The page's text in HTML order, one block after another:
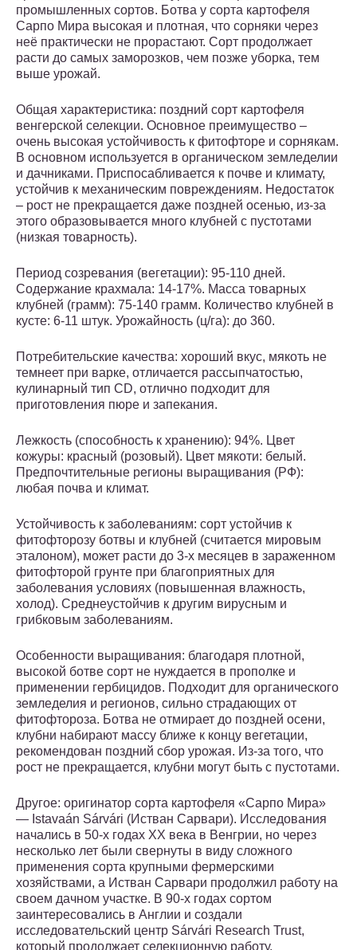
промышленных сортов. Ботва у сорта картофеля
Сарпо Мира высокая и плотная, что сорняки через
неё практически не прорастают. Сорт продолжает
расти до самых заморозков, чем позже уборка, тем
выше урожай.
Общая характеристика: поздний сорт картофеля
венгерской селекции. Основное преимущество –
очень высокая устойчивость к фитофторе и сорнякам.
В основном используется в органическом земледелии
и дачниками. Приспосабливается к почве и климату,
устойчив к механическим повреждениям. Недостаток
– рост не прекращается даже поздней осенью, из-за
этого образовывается много клубней с пустотами
(низкая товарность).
Период созревания (вегетации): 95-110 дней.
Содержание крахмала: 14-17%. Масса товарных
клубней (грамм): 75-140 грамм. Количество клубней в
кусте: 6-11 штук. Урожайность (ц/га): до 360.
Потребительские качества: хороший вкус, мякоть не
темнеет при варке, отличается рассыпчатостью,
кулинарный тип CD, отлично подходит для
приготовления пюре и запекания.
Лежкость (способность к хранению): 94%. Цвет
кожуры: красный (розовый). Цвет мякоти: белый.
Предпочтительные регионы выращивания (РФ):
любая почва и климат.
Устойчивость к заболеваниям: сорт устойчив к
фитофторозу ботвы и клубней (считается мировым
эталоном), может расти до 3-х месяцев в зараженном
фитофторой грунте при благоприятных для
заболевания условиях (повышенная влажность,
холод). Среднеустойчив к другим вирусным и
грибковым заболеваниям.
Особенности выращивания: благодаря плотной,
высокой ботве сорт не нуждается в прополке и
применении гербицидов. Подходит для органического
земледелия и регионов, сильно страдающих от
фитофтороза. Ботва не отмирает до поздней осени,
клубни набирают массу ближе к концу вегетации,
рекомендован поздний сбор урожая. Из-за того, что
рост не прекращается, клубни могут быть с пустотами.
Другое: оригинатор сорта картофеля «Сарпо Мира»
— Istavaán Sárvári (Истван Сарвари). Исследования
начались в 50-х годах XX века в Венгрии, но через
несколько лет были свернуты в виду сложного
применения сорта крупными фермерскими
хозяйствами, а Истван Сарвари продолжил работу на
своем дачном участке. В 90-х годах сортом
заинтересовались в Англии и создали
исследовательский центр Sárvári Research Trust,
который продолжает селекционную работу.